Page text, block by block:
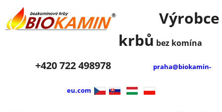
Výrobce
krbů bez komína
+420722 498978 praha@biokamin-
eu.com